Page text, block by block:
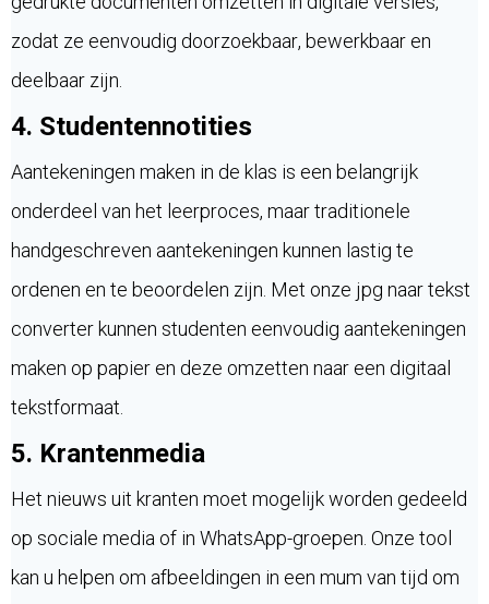
zodat ze eenvoudig doorzoekbaar, bewerkbaar en
deelbaar zijn.
4. Studentennotities
Aantekeningen maken in de klas is een belangrijk
onderdeel van het leerproces, maar traditionele
handgeschreven aantekeningen kunnen lastig te
ordenen en te beoordelen zijn. Met onze jpg naar tekst
converter kunnen studenten eenvoudig aantekeningen
maken op papier en deze omzetten naar een digitaal
tekstformaat.
5. Krantenmedia
Het nieuws uit kranten moet mogelijk worden gedeeld
op sociale media of in WhatsApp-groepen. Onze tool
kan u helpen om afbeeldingen in een mum van tijd om